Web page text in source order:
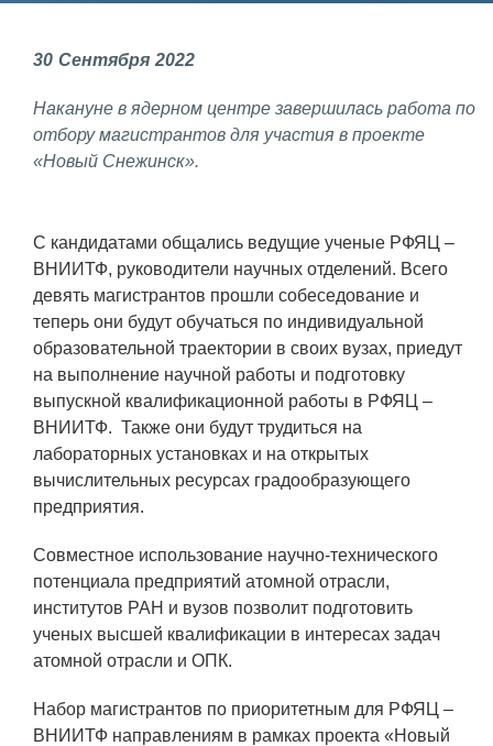
Фундаментальные и прикладные
исследования
Газодинамические исследования
Экспериментальная база
Забабахинские научные чтения
Семинар «Радиационная физика
металлов и сплавов»
Аспирантура
Премии молодым ученым
Интеллектуальная собственность
Семинар «Моделирование технологий
ЯТЦ»
Зимняя школа по физике высоких
плотностей энергий
Молодежная научно-техническая
конференция «Исследования.
Технологии. Развитие»
30 Сентября 2022
Накануне в ядерном центре завершилась работа по
отбору магистрантов для участия в проекте
«Новый Снежинск».
С кандидатами общались ведущие ученые РФЯЦ –
ВНИИТФ, руководители научных отделений. Всего
девять магистрантов прошли собеседование и
теперь они будут обучаться по индивидуальной
образовательной траектории в своих вузах, приедут
на выполнение научной работы и подготовку
выпускной квалификационной работы в РФЯЦ –
ВНИИТФ. Также они будут трудиться на
лабораторных установках и на открытых
вычислительных ресурсах градообразующего
предприятия.
Cовместное использование научно-технического
потенциала предприятий атомной отрасли,
институтов РАН и вузов позволит подготовить
ученых высшей квалификации в интересах задач
атомной отрасли и ОПК.
Набор магистрантов по приоритетным для РФЯЦ –
ВНИИТФ направлениям в рамках проекта «Новый